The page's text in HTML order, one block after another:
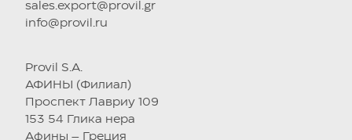
sales.export@provil.gr
info@provil.ru
Provil S.A.
АФИНЫ (Филиал)
Проспект Лавриу 109
153 54 Глика нера
Афины – Греция